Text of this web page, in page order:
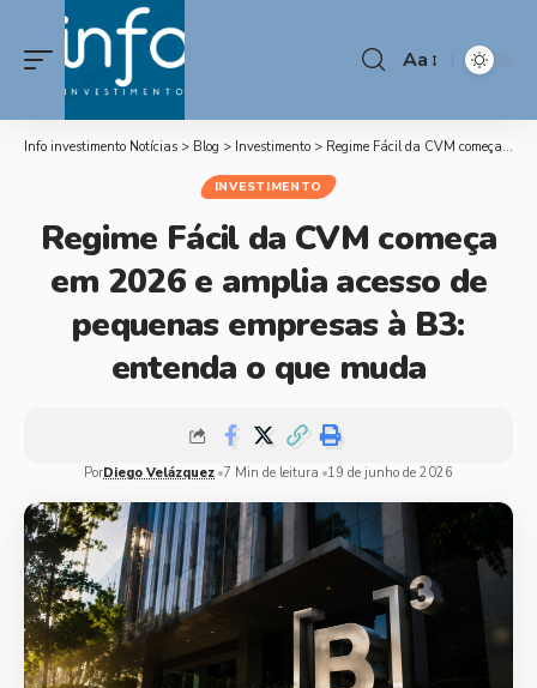
Aa
Info investimento Notícias > Blog > Investimento > Regime Fácil da CVM começa em 2026 e amplia acesso de pequenas empresas à B3: entenda o que muda
INVESTIMENTO
Regime Fácil da CVM começa
em 2026 e amplia acesso de
pequenas empresas à B3:
entenda o que muda
PorDiego Velázquez 7 Min de leitura 19 de junho de 2026